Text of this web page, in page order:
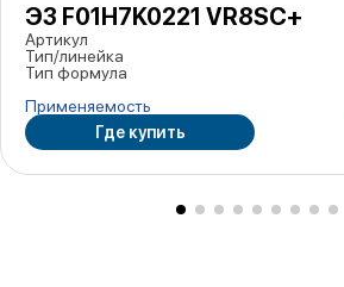
ЭЗ F01H7K0221 VR8SC+
Артикул
Тип/линейка
Тип формула
Применяемость
Где купить